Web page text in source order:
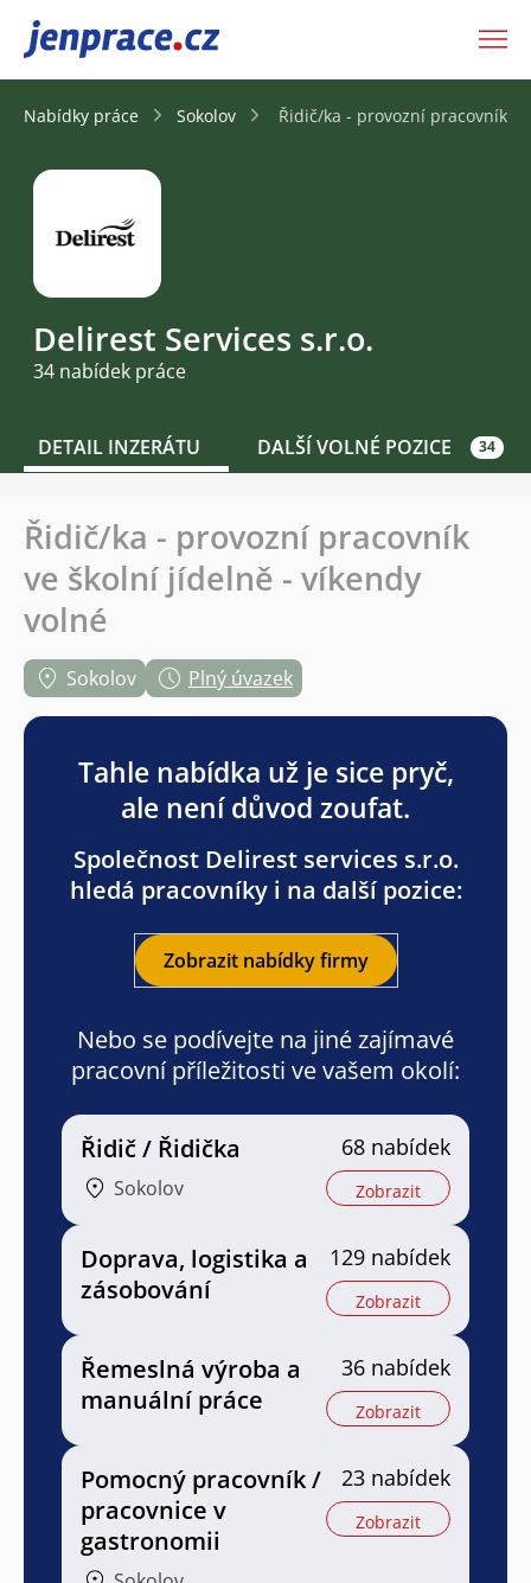
JenPráce.cz
Nabídky práce Sokolov Řidič/ka - provozní pracovník
Delirest Services s.r.o.
34 nabídek práce
DETAIL INZERÁTU DALŠÍ VOLNÉ POZICE 34
Řidič/ka - provozní pracovník
ve školní jídelně - víkendy
volné
Sokolov Plný úvazek
Tahle nabídka už je sice pryč,
ale není důvod zoufat.
Společnost Delirest services s.r.o.
hledá pracovníky i na další pozice:
Zobrazit nabídky firmy
Nebo se podívejte na jiné zajímavé
pracovní příležitosti ve vašem okolí:
Řidič / Řidička
Sokolov
68 nabídek
Zobrazit
Doprava, logistika a
zásobování
129 nabídek
Zobrazit
Řemeslná výroba a
manuální práce
36 nabídek
Zobrazit
Pomocný pracovník /
pracovnice v
gastronomii
23 nabídek
Zobrazit